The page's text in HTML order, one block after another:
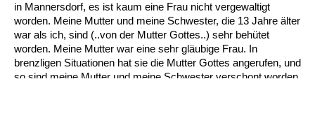
in Mannersdorf, es ist kaum eine Frau nicht vergewaltigt
worden. Meine Mutter und meine Schwester, die 13 Jahre älter
war als ich, sind (..von der Mutter Gottes..) sehr behütet
worden. Meine Mutter war eine sehr gläubige Frau. In
brenzligen Situationen hat sie die Mutter Gottes angerufen, und
so sind meine Mutter und meine Schwester verschont worden.